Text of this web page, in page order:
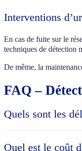
Interventions
En cas de fuite sur le
techniques de détection
De même, la
FAQ –
Quels sont les
nécessiter quelques
Quel est le coût